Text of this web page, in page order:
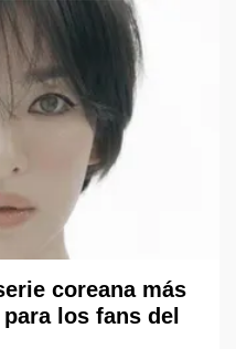
coreana más
los fans del